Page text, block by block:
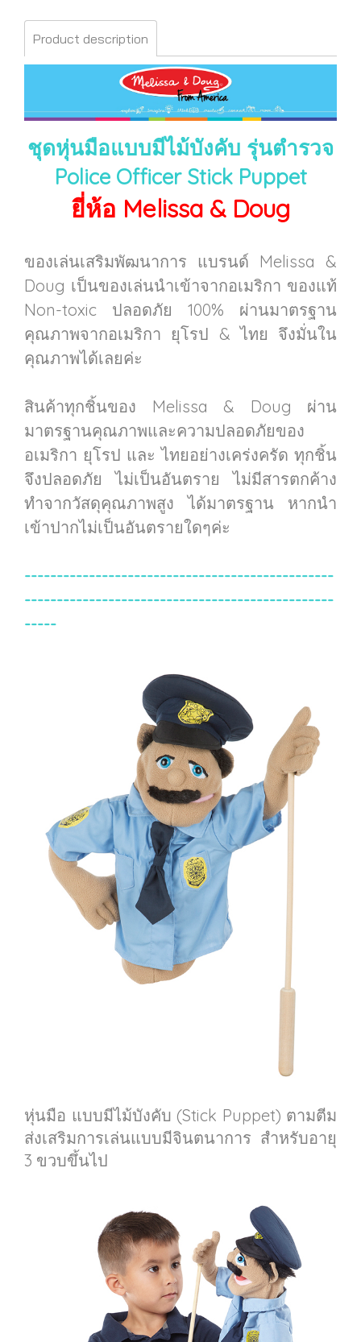
Product description
ชุดหุ่นมือแบบมีไม้บังคับ รุ่นตำรวจ
Police Officer Stick Puppet
ยี่ห้อ Melissa & Doug
ของเล่นเสริมพัฒนาการ แบรนด์ Melissa &
Doug เป็นของเล่นนำเข้าจากอเมริกา ของแท้
Non-toxic ปลอดภัย 100% ผ่านมาตรฐาน
คุณภาพจากอเมริกา ยุโรป & ไทย จึงมั่นใน
คุณภาพได้เลยค่ะ
สินค้าทุกชิ้นของ Melissa & Doug ผ่าน
มาตรฐานคุณภาพและความปลอดภัยของ
อเมริกา ยุโรป และ ไทยอย่างเคร่งครัด ทุกชิ้น
จึงปลอดภัย ไม่เป็นอันตราย ไม่มีสารตกค้าง
ทำจากวัสดุคุณภาพสูง ได้มาตรฐาน หากนำ
เข้าปากไม่เป็นอันตรายใดๆค่ะ
------------------------------------------------
------------------------------------------------
-----
หุ่นมือ แบบมีไม้บังคับ (Stick Puppet) ตามตีม
ส่งเสริมการเล่นแบบมีจินตนาการ สำหรับอายุ
3 ขวบขึ้นไป